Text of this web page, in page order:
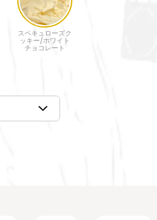
スペキュローズク
ッキー/ホワイト
チョコレート